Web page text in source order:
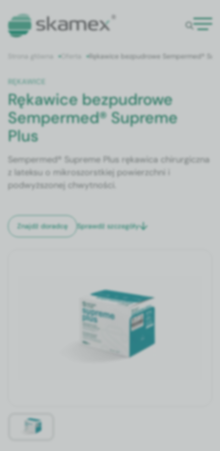
Oferta Rękawice bezpudrowe Sempermed®
RĘKAWICE
Rękawice bezpudrowe
Sempermed® Supreme
Plus
Sempermed® Supreme Plus rękawica chirurgiczna
z lateksu o mikroszorstkiej powierzchni i
podwyższonej chwytności.
Znajdź doradcę Sprawdź szczegóły